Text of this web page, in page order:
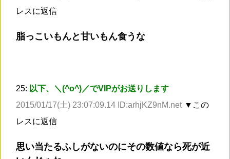
レスに返信
脂っこいもんと甘いもん食うな
25: 以下、＼(^o^)／でVIPがお送りします
2015/01/17(土) 23:07:09.14 ID:arhjKZ9nM.net ▼この
レスに返信
思い当たるふしがないのにその数値なら死が近